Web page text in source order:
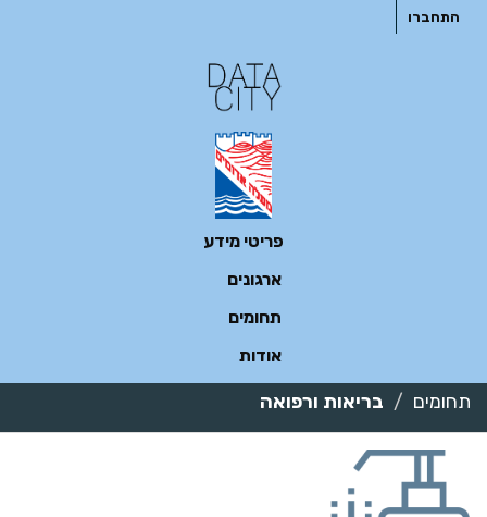
התחברו
פריטי מידע
ארגונים
תחומים
אודות
תחומים בריאות ורפואה